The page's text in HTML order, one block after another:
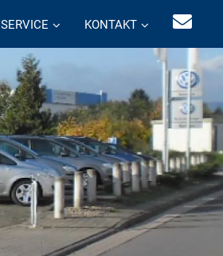
SERVICE KONTAKT